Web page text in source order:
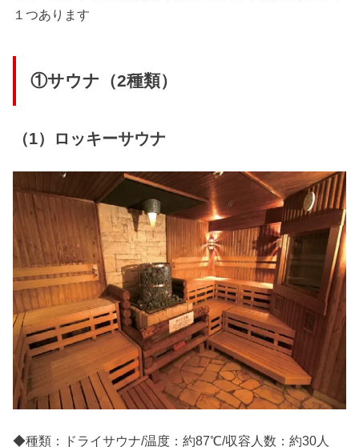
１つあります
①サウナ（2種類）
（1）ロッキーサウナ
◆種類：ドライサウナ/温度：約87℃/収容人数：約30人